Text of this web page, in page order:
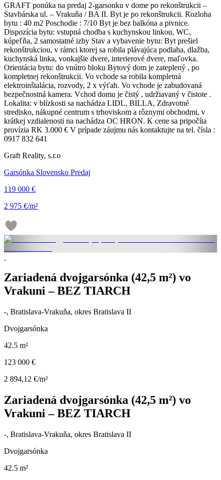
GRAFT ponúka na predaj 2-garsonku v dome po rekonštrukcii –
Stavbárska ul. – Vrakuňa / BA II. Byt je po rekonštrukcii. Rozloha
bytu : 40 m2 Poschodie : 7/10 Byt je bez balkóna a pivnice.
Dispozícia bytu: vstupná chodba s kuchynskou linkou, WC,
kúpeľňa, 2 samostatné izby Stav a vybavenie bytu: Byt prešiel
rekonštrukciou, v rámci ktorej sa robila plávajúca podlaha, dlažba,
kuchynská linka, vonkajšie dvere, interierové dvere, maľovka.
Orientácia bytu: do vnútro bloku Bytový dom je zateplený , po
kompletnej rekonštrukcii. Vo vchode sa robila kompletná
elektroinštalácia, rozvody, 2 x výťah. Vo vchode je zabudovaná
bezpečnostná kamera. Vchod domu je čistý , udržiavaný v čistote .
Lokalita: v blízkosti sa nachádza LIDL, BILLA, Zdravotné
stredisko, nákupné centrum s trhoviskom a rôznymi obchodmi, v
krátkej vzdialenosti na nachádza OC HRON. K cene sa pripočíta
provízia RK 3.000 € V prípade záujmu nás kontaktujte na tel. čísla :
0917 832 641
Graft Reality, s.r.o
Garsónka Slovensko Predaj
119 000 €
2 975 €/m²
Zariadená dvojgarsónka (42,5 m²) vo
Vrakuni – BEZ TIARCH
-, Bratislava-Vrakuňa, okres Bratislava II
Dvojgarsónka
42.5 m²
123 000 €
2 894,12 €/m²
Zariadená dvojgarsónka (42,5 m²) vo
Vrakuni – BEZ TIARCH
-, Bratislava-Vrakuňa, okres Bratislava II
Dvojgarsónka
42.5 m²